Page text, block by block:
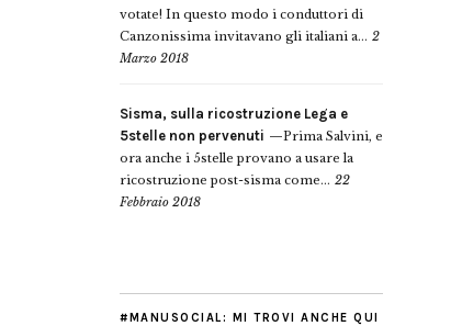
votate! In questo modo i conduttori di
Canzonissima invitavano gli italiani a... 2
Marzo 2018
Sisma, sulla ricostruzione Lega e
5stelle non pervenuti
Prima Salvini, e
ora anche i 5stelle provano a usare la
ricostruzione post-sisma come... 22
Febbraio 2018
#MANUSOCIAL: MI TROVI ANCHE QUI